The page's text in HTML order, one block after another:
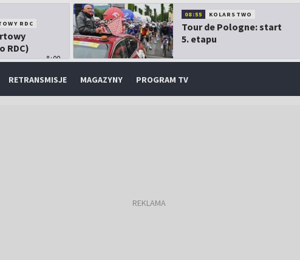
RDC
RDC)
8:00
08:55 KOLARSTWO
Tour de Pologne: start
5. etapu
RETRANSMISJE MAGAZYNY PROGRAM TV